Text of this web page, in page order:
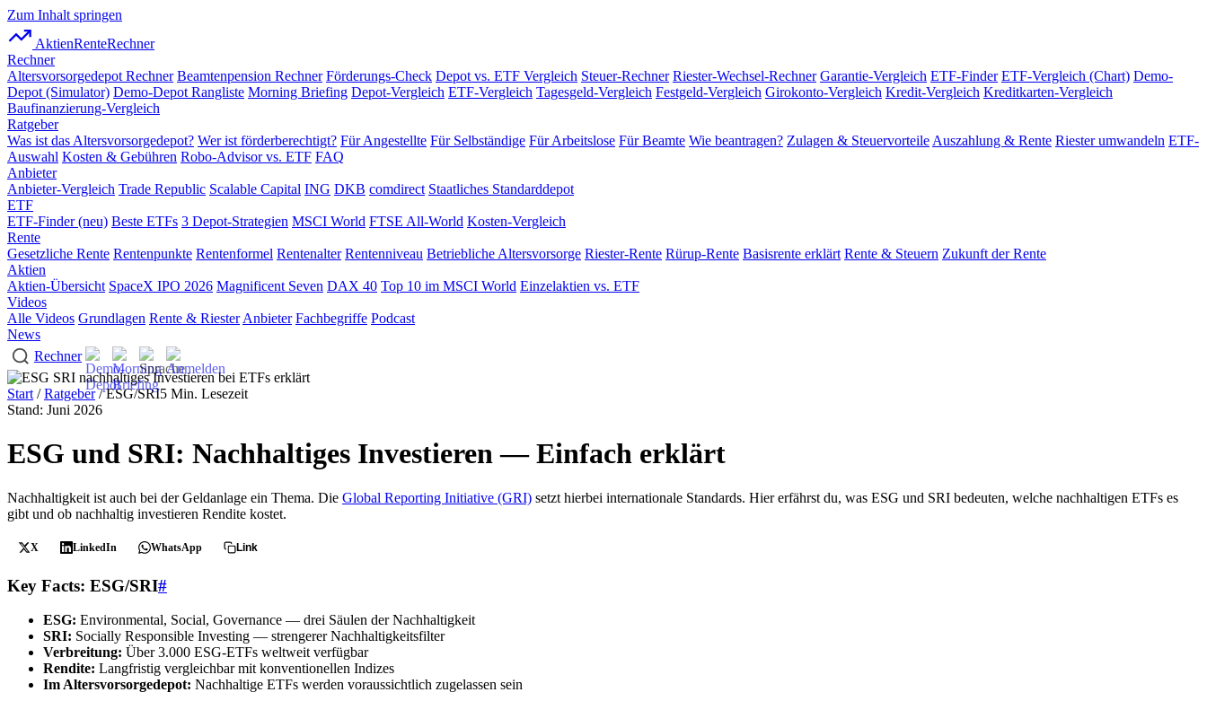
Zum Inhalt springen
AktienRenteRechner
Rechner
Altersvorsorgedepot Rechner Beamtenpension Rechner Förderungs-Check Depot vs. ETF Vergleich Steuer-Rechner Riester-Wechsel-Rechner Garantie-Vergleich ETF-Finder ETF-Vergleich (Chart) Demo-
Depot (Simulator) Demo-Depot Rangliste Morning Briefing Depot-Vergleich ETF-Vergleich Tagesgeld-Vergleich Festgeld-Vergleich Girokonto-Vergleich Kredit-Vergleich Kreditkarten-Vergleich
Baufinanzierung-Vergleich
Ratgeber
Was ist das Altersvorsorgedepot? Wer ist förderberechtigt? Für Angestellte Für Selbständige Für Arbeitslose Für Beamte Wie beantragen? Zulagen & Steuervorteile Auszahlung & Rente Riester umwandeln ETF-
Auswahl Kosten & Gebühren Robo-Advisor vs. ETF FAQ
Anbieter
Anbieter-Vergleich Trade Republic Scalable Capital ING DKB comdirect Staatliches Standarddepot
ETF
ETF-Finder (neu) Beste ETFs 3 Depot-Strategien MSCI World FTSE All-World Kosten-Vergleich
Rente
Gesetzliche Rente Rentenpunkte Rentenformel Rentenalter Rentenniveau Betriebliche Altersvorsorge Riester-Rente Rürup-Rente Basisrente erklärt Rente & Steuern Zukunft der Rente
Aktien
Aktien-Übersicht SpaceX IPO 2026 Magnificent Seven DAX 40 Top 10 im MSCI World Einzelaktien vs. ETF
Videos
Alle Videos Grundlagen Rente & Riester Anbieter Fachbegriffe Podcast
News
Rechner
Start /Ratgeber/ ESG/SRI5 Min. Lesezeit
Stand: Juni 2026
ESG und SRI: Nachhaltiges Investieren — Einfach erklärt
Nachhaltigkeit ist auch bei der Geldanlage ein Thema. Die Global Reporting Initiative (GRI) setzt hierbei internationale Standards. Hier erfährst du, was ESG und SRI bedeuten, welche nachhaltigen ETFs es
gibt und ob nachhaltig investieren Rendite kostet.
X LinkedIn WhatsApp Link
Key Facts: ESG/SRI#
ESG: Environmental, Social, Governance — drei Säulen der Nachhaltigkeit
SRI: Socially Responsible Investing — strengerer Nachhaltigkeitsfilter
Verbreitung: Über 3.000 ESG-ETFs weltweit verfügbar
Rendite: Langfristig vergleichbar mit konventionellen Indizes
Im Altersvorsorgedepot: Nachhaltige ETFs werden voraussichtlich zugelassen sein